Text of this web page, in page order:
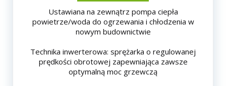
Ustawiana na zewnątrz pompa ciepła
powietrze/woda do ogrzewania i chłodzenia w
nowym budownictwie
Technika inwerterowa: sprężarka o regulowanej
prędkości obrotowej zapewniająca zawsze
optymalną moc grzewczą